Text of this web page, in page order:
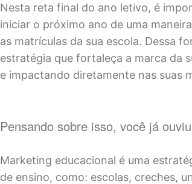
Nesta reta final do ano letivo, é
iniciar o próximo ano de uma
as matrículas da sua escola. Dessa
estratégia que fortaleça a marca da
e impactando diretamente nas suas
Pensando sobre isso, você já
Marketing educacional é uma
de ensino, como: escolas, creches,